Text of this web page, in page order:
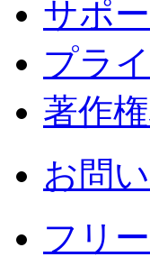
サポ
プラ
著作
お問
フリ